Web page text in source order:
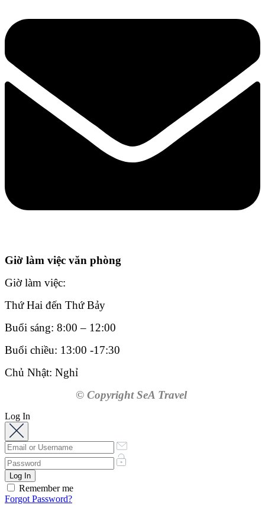
Giờ làm việc văn phòng
Giờ làm việc:
Thứ Hai đến Thứ Bảy
Buổi sáng: 8:00 – 12:00
Buổi chiều: 13:00 -17:30
Chủ Nhật: Nghỉ
© Copyright SeA Travel
Log In
Remember me
Forgot Password?